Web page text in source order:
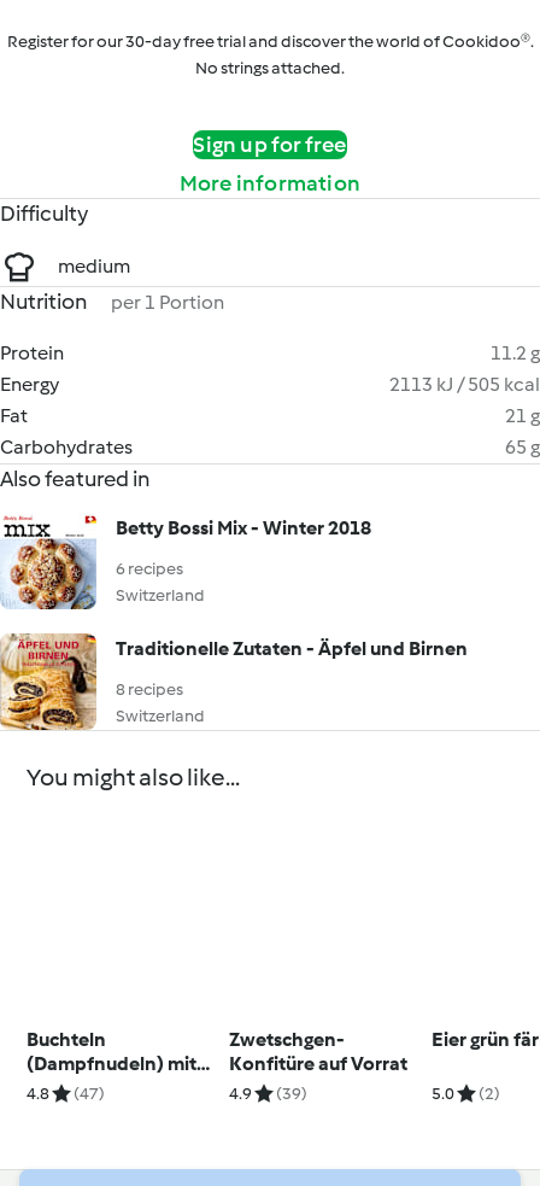
Register for our 30-day free trial and discover the world of Cookidoo®.
No strings attached.
Sign up for free
More information
Difficulty
medium
Nutrition per 1 Portion
Protein
11.2 g
Energy
2113 kJ / 505 kcal
Fat
21 g
Carbohydrates
65 g
Also featured in
Betty Bossi Mix - Winter 2018
6 recipes
Switzerland
Traditionelle Zutaten - Äpfel und Birnen
8 recipes
Switzerland
You might also like...
Buchteln
(Dampfnudeln) mit
Vanillesauce
4.8 (47)
Zwetschgen-
Konfitüre auf Vorrat
4.9 (39)
Eier grün
5.0 (2)